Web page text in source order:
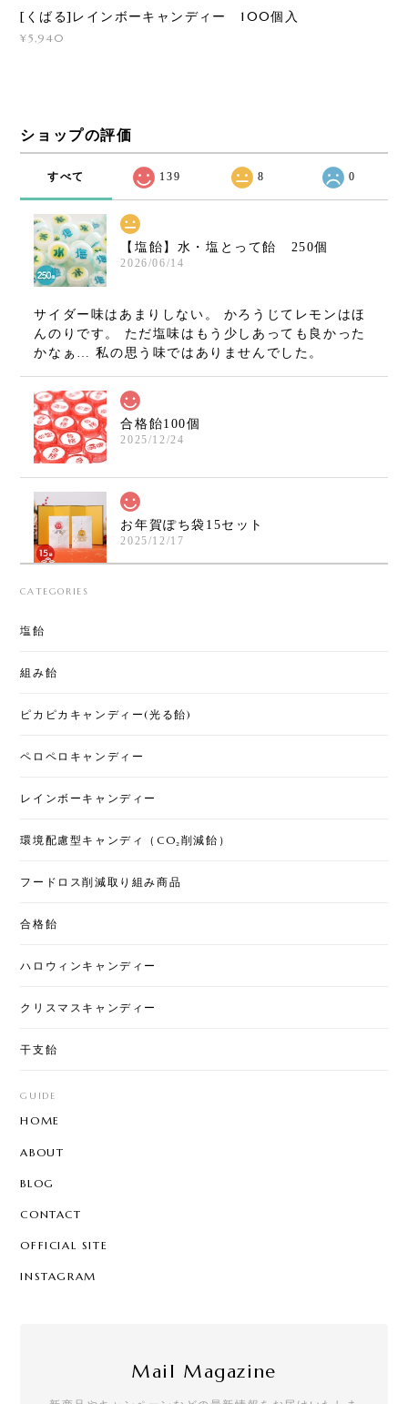
[くばる]レインボーキャンディー 100個入
¥5,940
ショップの評価
すべて 139 8 0
【塩飴】水・塩とって飴 250個
2026/06/14
サイダー味はあまりしない。 かろうじてレモンはほ
んのりです。 ただ塩味はもう少しあっても良かった
かなぁ… 私の思う味ではありませんでした。
合格飴100個
2025/12/24
お年賀ぽち袋15セット
2025/12/17
年明けの挨拶とともにこれを渡すと大人にも喜んで
うで楽しいです♪美味しくて可愛いので今年も買いま
ーン以外の小さなキャンディも美味しいのでみんな
商品、めちゃめちゃ可愛いです💕これは誰かにあげ
ょっと急ぎで注文したのですが、通常翌日配送なの
回答いただきました。 また利用させていただきま
CATEGORIES
塩飴
組み飴
ピカピカキャンディー(光る飴)
ペロペロキャンディー
レインボーキャンディー
環境配慮型キャンディ（CO₂削減飴）
フードロス削減取り組み商品
合格飴
ハロウィンキャンディー
クリスマスキャンディー
干支飴
GUIDE
HOME
ABOUT
BLOG
CONTACT
OFFICIAL SITE
INSTAGRAM
Mail Magazine